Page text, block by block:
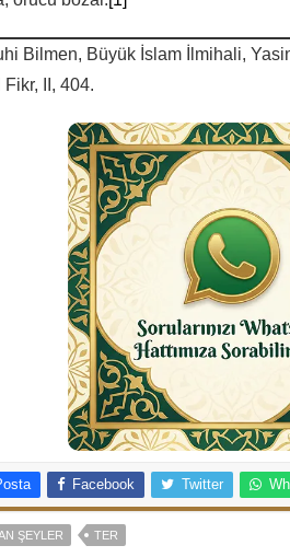
Bilmen, Büyük İslam İlmihali,
Fikr, II, 404.
Facebook Twitter
ŞEYLER TER